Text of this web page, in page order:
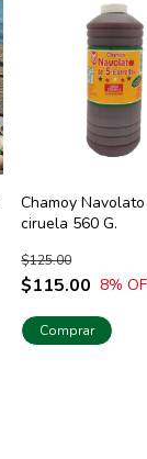
Chamoy
ciruela 560 G.
$115.00
$125.00
8%